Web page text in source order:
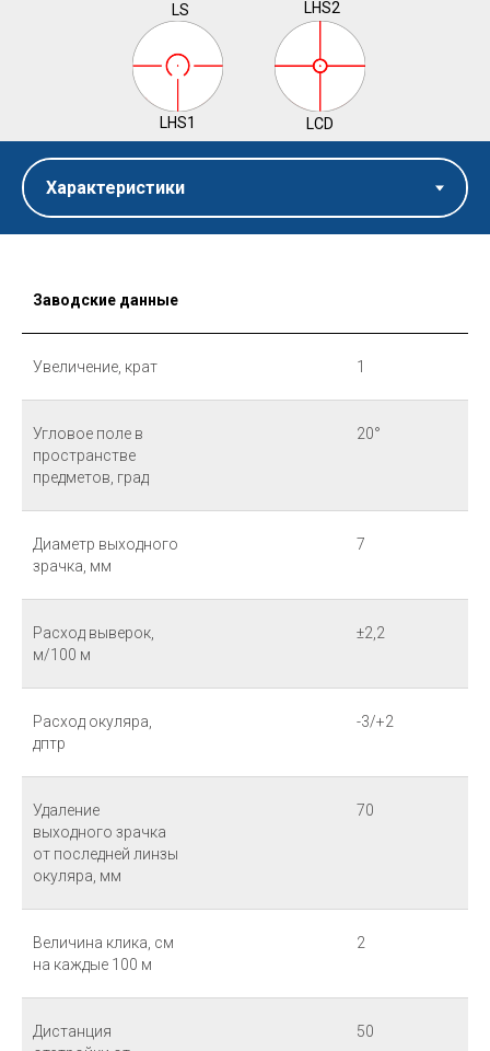
LS
LHS1
LНS2
LСD
Заводские данные
Увеличение, крат 1
Угловое поле в
пространстве
предметов, град
20°
Диаметр выходного
зрачка, мм
7
Расход выверок,
м/100 м
±2,2
Расход окуляра,
дптр
-3/+2
Удаление
выходного зрачка
от последней линзы
окуляра, мм
70
Величина клика, см
на каждые 100 м
2
Дистанция
50